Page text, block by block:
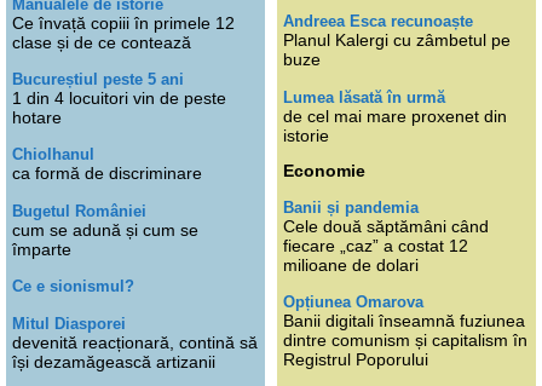
Manualele de istorie
Ce învață copiii în primele 12
clase și de ce contează
Bucureștiul peste 5 ani
1 din 4 locuitori vin de peste
hotare
Chiolhanul
ca formă de discriminare
Bugetul României
cum se adună și cum se
împarte
Ce e sionismul?
Mitul Diasporei
devenită reacționară, contină să
își dezamăgească artizanii
Andreea Esca recunoaște
Planul Kalergi cu zâmbetul pe
buze
Lumea lăsată în urmă
de cel mai mare proxenet din
istorie
Economie
Banii și pandemia
Cele două săptămâni când
fiecare „caz” a costat 12
milioane de dolari
Opțiunea Omarova
Banii digitali înseamnă fuziunea
dintre comunism și capitalism în
Registrul Poporului